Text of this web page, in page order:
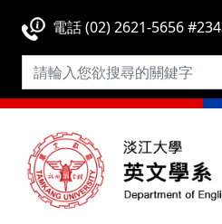
電話 (02) 2621-5656